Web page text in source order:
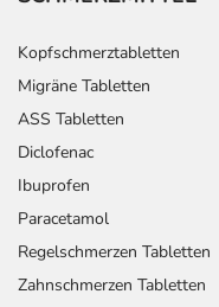
Kopfschmerztabletten
Migräne Tabletten
ASS Tabletten
Diclofenac
Ibuprofen
Paracetamol
Regelschmerzen Tabletten
Zahnschmerzen Tabletten